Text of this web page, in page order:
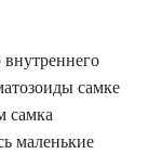
самке
самка
маленькие